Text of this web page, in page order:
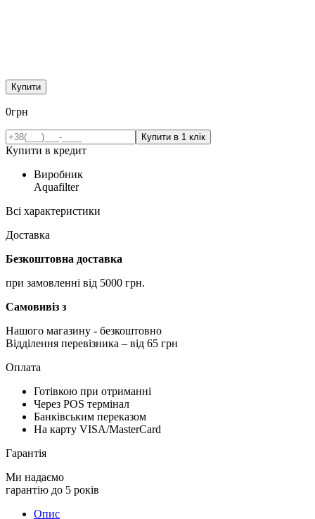
Купити
0грн
Купити в кредит
Виробник
Aquafilter
Всі характеристики
Доставка
Безкоштовна доставка
при замовленні від 5000 грн.
Самовивіз з
Нашого магазину - безкоштовно
Відділення перевізника – від 65 грн
Оплата
Готівкою при отриманні
Через POS термінал
Банківським переказом
На карту VISA/MasterCard
Гарантія
Ми надаємо
гарантію до 5 років
Опис